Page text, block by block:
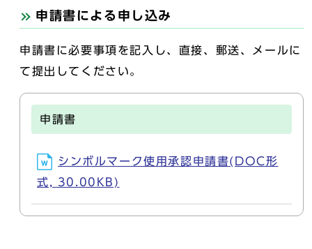
申請書による申し込み
申請書に必要事項を記入し、直接、郵送、メールに
て提出してください。
申請書
シンボルマーク使用承認申請書(DOC形
式, 30.00KB)